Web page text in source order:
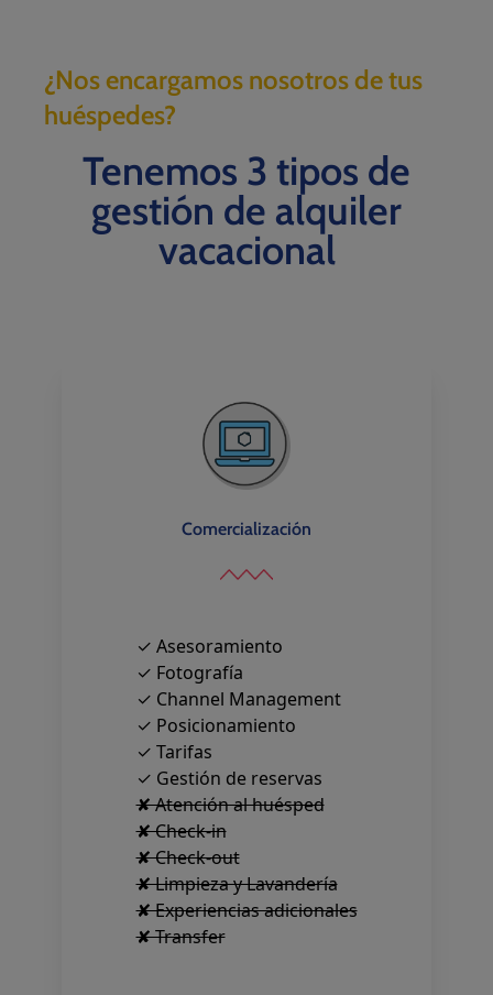
¿Nos encargamos nosotros de tus
huéspedes?
Tenemos 3 tipos de
gestión de alquiler
vacacional
Comercialización
✓ Asesoramiento
✓ Fotografía
✓ Channel Management
✓ Posicionamiento
✓ Tarifas
✓ Gestión de reservas
✘ Atención al huésped
✘ Check-in
✘ Check-out
✘ Limpieza y Lavandería
✘ Experiencias adicionales
✘ Transfer